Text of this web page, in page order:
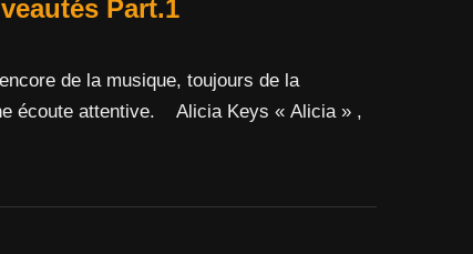
Part.1
de la musique, toujours de la
écoute attentive. Alicia Keys « Alicia » ,